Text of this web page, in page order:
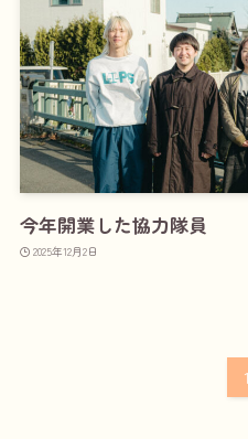
今年開業した協力隊員
2025年12月2日
1